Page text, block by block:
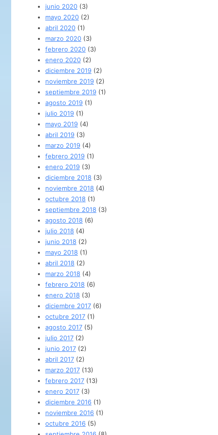
junio 2020 (3)
mayo 2020 (2)
abril 2020 (1)
marzo 2020 (3)
febrero 2020 (3)
enero 2020 (2)
diciembre 2019 (2)
noviembre 2019 (2)
septiembre 2019 (1)
agosto 2019 (1)
julio 2019 (1)
mayo 2019 (4)
abril 2019 (3)
marzo 2019 (4)
febrero 2019 (1)
enero 2019 (3)
diciembre 2018 (3)
noviembre 2018 (4)
octubre 2018 (1)
septiembre 2018 (3)
agosto 2018 (6)
julio 2018 (4)
junio 2018 (2)
mayo 2018 (1)
abril 2018 (2)
marzo 2018 (4)
febrero 2018 (6)
enero 2018 (3)
diciembre 2017 (6)
octubre 2017 (1)
agosto 2017 (5)
julio 2017 (2)
junio 2017 (2)
abril 2017 (2)
marzo 2017 (13)
febrero 2017 (13)
enero 2017 (3)
diciembre 2016 (1)
noviembre 2016 (1)
octubre 2016 (5)